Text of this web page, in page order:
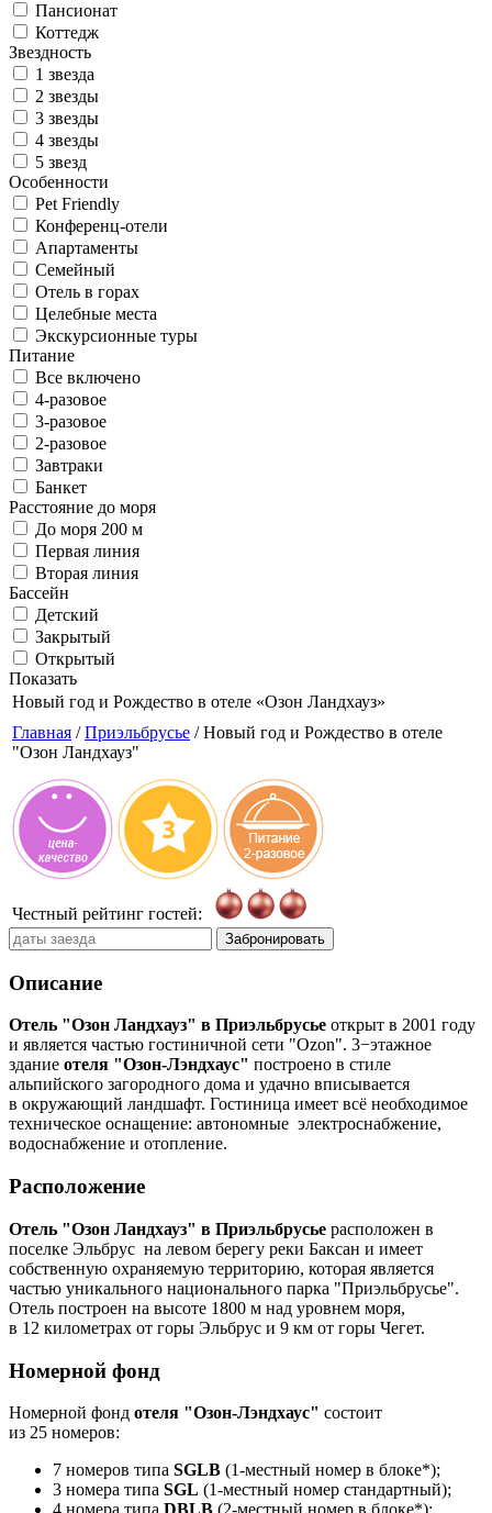
Пансионат
Коттедж
Звездность
1 звезда
2 звезды
3 звезды
4 звезды
5 звезд
Особенности
Pet Friendly
Конференц-отели
Апартаменты
Семейный
Отель в горах
Целебные места
Экскурсионные туры
Питание
Все включено
4-разовое
3-разовое
2-разовое
Завтраки
Банкет
Расстояние до моря
До моря 200 м
Первая линия
Вторая линия
Бассейн
Детский
Закрытый
Открытый
Показать
Новый год и Рождество в отеле «Озон Ландхауз»
Главная /Приэльбрусье / Новый год и Рождество в отеле
"Озон Ландхауз"
Честный рейтинг гостей:
Забронировать
Описание
Отель "Озон Ландхауз" в Приэльбрусье открыт в 2001 году
и является частью гостиничной сети "Ozon". 3−этажное
здание отеля "Озон-Лэндхаус" построено в стиле
альпийского загородного дома и удачно вписывается
в окружающий ландшафт. Гостиница имеет всё необходимое
техническое оснащение: автономные электроснабжение,
водоснабжение и отопление.
Расположение
Отель "Озон Ландхауз" в Приэльбрусье расположен в
поселке Эльбрус на левом берегу реки Баксан и имеет
собственную охраняемую территорию, которая является
частью уникального национального парка "Приэльбрусье".
Отель построен на высоте 1800 м над уровнем моря,
в 12 километрах от горы Эльбрус и 9 км от горы Чегет.
Номерной фонд
Номерной фонд отеля "Озон-Лэндхаус" состоит
из 25 номеров:
7 номеров типа SGLB (1-местный номер в блоке*);
3 номера типа SGL (1-местный номер стандартный);